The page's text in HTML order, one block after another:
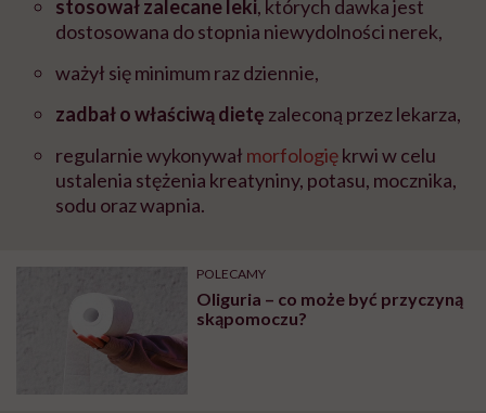
stosował zalecane leki, których dawka jest
dostosowana do stopnia niewydolności nerek,
ważył się minimum raz dziennie,
zadbał o właściwą dietę zaleconą przez lekarza,
regularnie wykonywał morfologiękrwi w celu
ustalenia stężenia kreatyniny, potasu, mocznika,
sodu oraz wapnia.
POLECAMY
Oliguria – co może być przyczyną
skąpomoczu?